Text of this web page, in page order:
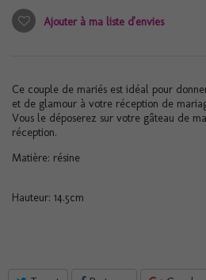
Ajouter à ma liste d'envies
Ce couple de mariés est idéal pour
et de glamour à votre réception de
Vous le déposerez sur votre gâteau de
réception.
Matière: résine
Hauteur: 14.5cm